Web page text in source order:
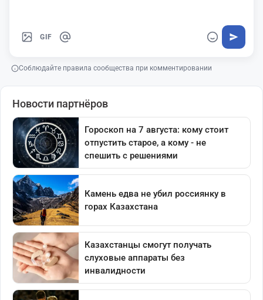
GIF
Соблюдайте правила сообщества при комментировании